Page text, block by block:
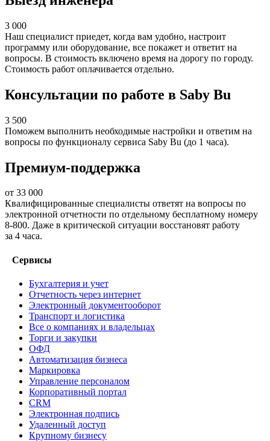
3 000
Наш специалист приедет, когда вам удобно, настроит
программу или оборудование, все покажет и ответит на
вопросы. В стоимость включено время на дорогу по городу.
Стоимость работ оплачивается отдельно.
Консультации по работе в Saby Bu
3 500
Поможем выполнить необходимые настройки и ответим на
вопросы по функционалу сервиса Saby Bu (до 1 часа).
Премиум-поддержка
от 33 000
Квалифицированные специалисты ответят на вопросы по
электронной отчетности по отдельному бесплатному номеру
8-800. Даже в критической ситуации восстановят работу
за 4 часа.
Сервисы
Бухгалтерия и учет
Отчетность через интернет
Электронный документооборот
Транспорт и логистика
Все о компаниях и владельцах
Торги и закупки
ОФД
Автоматизация бизнеса
Маркировка
Управление персоналом
Корпоративный портал
CRM
Электронная подпись
Удаленный доступ
Крупному бизнесу